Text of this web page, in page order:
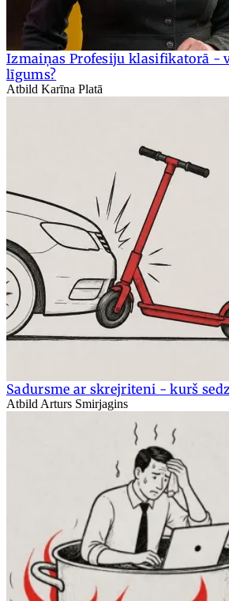
Izmaiņas Profesiju klasifikatorā -
līgums?
Atbild Karīna Platā
Sadursme ar skrejriteni - kurš
Atbild Arturs Smirjagins